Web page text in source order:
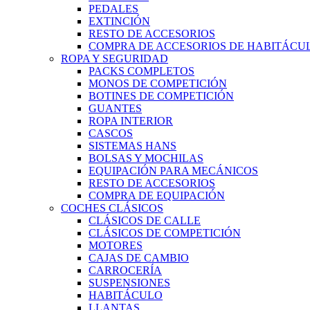
PEDALES
EXTINCIÓN
RESTO DE ACCESORIOS
COMPRA DE ACCESORIOS DE
ROPA Y SEGURIDAD
PACKS COMPLETOS
MONOS DE COMPETICIÓN
BOTINES DE COMPETICIÓN
GUANTES
ROPA INTERIOR
CASCOS
SISTEMAS HANS
BOLSAS Y MOCHILAS
EQUIPACIÓN PARA MECÁNICOS
RESTO DE ACCESORIOS
COMPRA DE EQUIPACIÓN
COCHES CLÁSICOS
CLÁSICOS DE CALLE
CLÁSICOS DE COMPETICIÓN
MOTORES
CAJAS DE CAMBIO
CARROCERÍA
SUSPENSIONES
HABITÁCULO
LLANTAS